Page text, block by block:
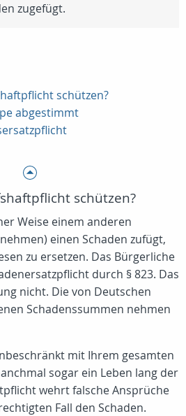
zugefügt.
schützen?
abgestimmt
schützen?
Weise einem anderen
einen Schaden zufügt,
zu ersetzen. Das Bürgerliche
durch § 823. Das
nicht. Die von Deutschen
Schadenssummen nehmen
mit Ihrem gesamten
sogar ein Leben lang der
wehrt falsche Ansprüche
Fall den Schaden.